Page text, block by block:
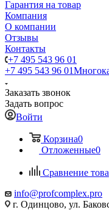
Гарантия на товар
Компания
О компании
Отзывы
Контакты
+7 495 543 96 01
+7 495 543 96 01
Заказать звонок
Задать вопрос
Войти
Корзина0
Отложенные0
Сравнение
info@profcomplex.pro
г. Одинцово, ул.